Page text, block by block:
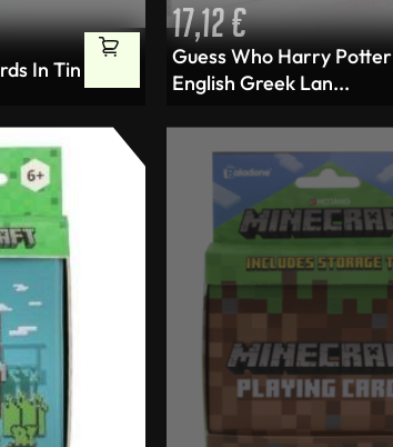
In Tin
17,12€
Guess Who Harry Potter
English Greek Lan...